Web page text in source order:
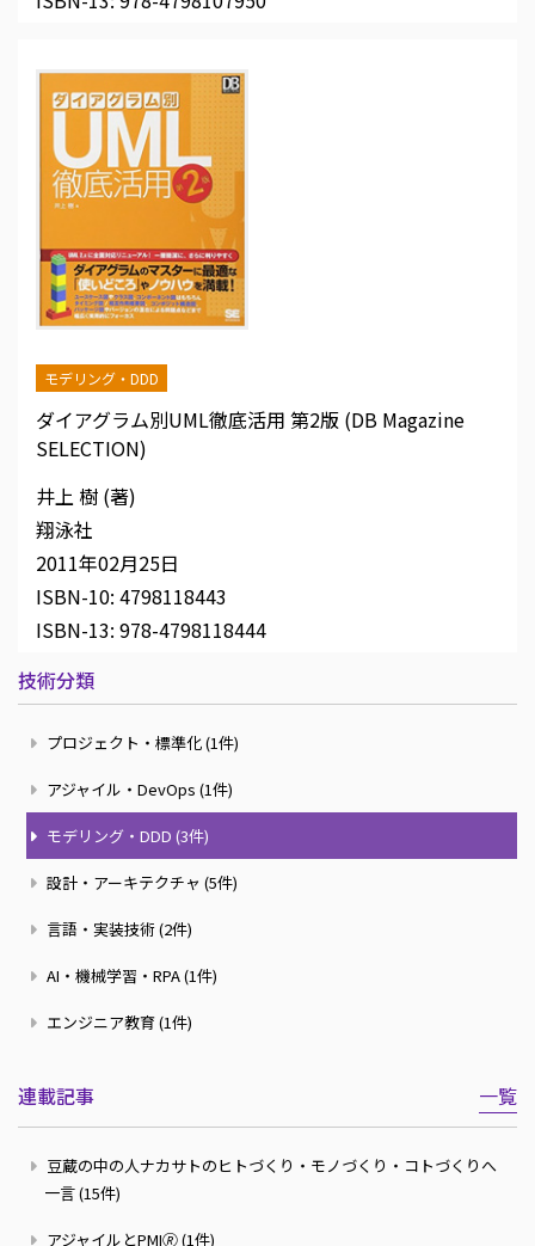
モデリング・DDD
ダイアグラム別UML徹底活用 第2版 (DB Magazine
SELECTION)
井上 樹 (著)
翔泳社
2011年02月25日
ISBN-10: 4798118443
ISBN-13: 978-4798118444
技術分類
プロジェクト・標準化 (1件)
アジャイル・DevOps (1件)
モデリング・DDD (3件)
設計・アーキテクチャ (5件)
言語・実装技術 (2件)
AI・機械学習・RPA (1件)
エンジニア教育 (1件)
連載記事 一覧
豆蔵の中の人ナカサトのヒトづくり・モノづくり・コトづくりへ
一言 (15件)
アジャイルとPMI🄬 (1件)